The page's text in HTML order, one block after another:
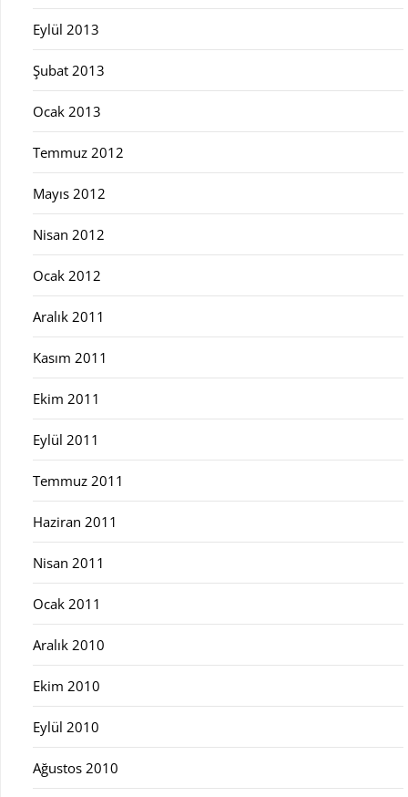
Eylül 2013
Şubat 2013
Ocak 2013
Temmuz 2012
Mayıs 2012
Nisan 2012
Ocak 2012
Aralık 2011
Kasım 2011
Ekim 2011
Eylül 2011
Temmuz 2011
Haziran 2011
Nisan 2011
Ocak 2011
Aralık 2010
Ekim 2010
Eylül 2010
Ağustos 2010